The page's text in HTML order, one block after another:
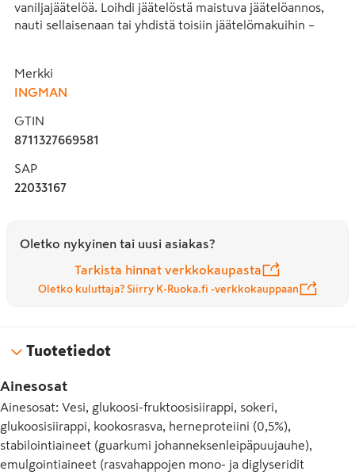
vaniljajäätelöä. Loihdi jäätelöstä maistuva jäätelöannos,
nauti sellaisenaan tai yhdistä toisiin jäätelömakuihin –
saatavilla vaniljan lisäksi kahdessa eri makuyhdistelmässä:
Kolmikko ja Tripletti. Kolmikossa maistuvat mansikka,
ja kinuski.
Merkki
INGMAN
GTIN
8711327669581
SAP
22033167
Oletko nykyinen tai uusi asiakas?
Tarkista hinnat verkkokaupasta
Oletko kuluttaja? Siirry K-Ruoka.fi -verkkokauppaan
Tuotetiedot
Ainesosat
Ainesosat: Vesi, glukoosi-fruktoosisiirappi, sokeri,
glukoosisiirappi, kookosrasva, herneproteiini (0,5%),
stabilointiaineet (guarkumi johanneksenleipäpuujauhe),
emulgointiaineet (rasvahappojen mono- ja diglyseridit